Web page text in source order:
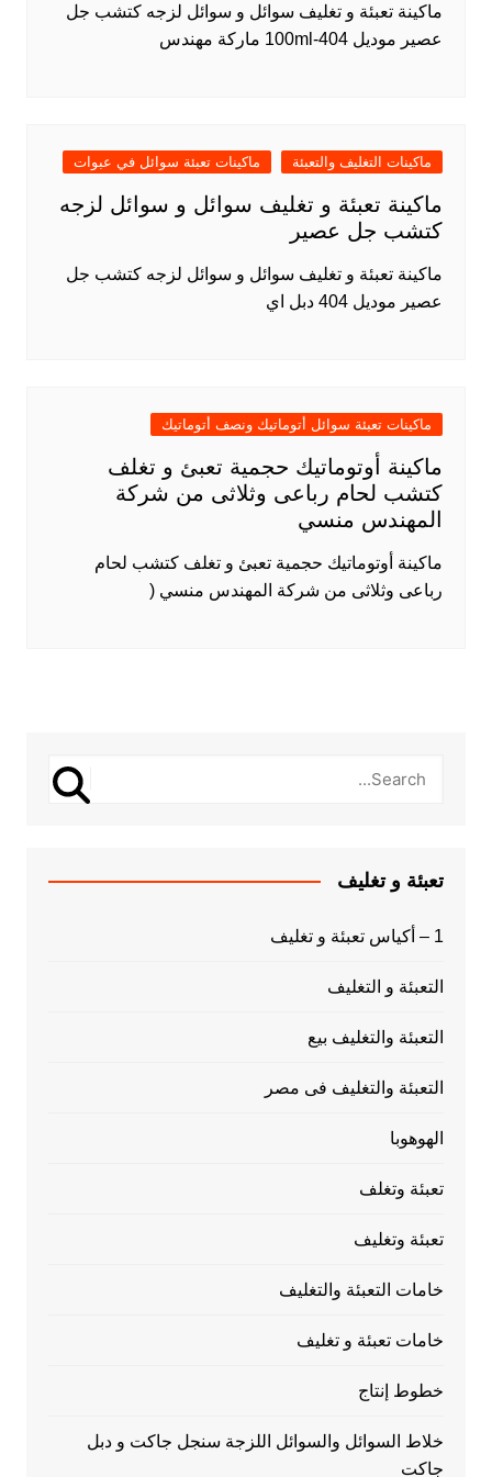
ماكينة تعبئة و تغليف سوائل و سوائل لزجه كتشب جل
عصير موديل 404-100ml ماركة مهندس
ماكينات التغليف والتعبئة ماكينات تعبئة سوائل في عبوات
ماكينة تعبئة و تغليف سوائل و سوائل لزجه
كتشب جل عصير
ماكينة تعبئة و تغليف سوائل و سوائل لزجه كتشب جل
عصير موديل 404 دبل اي
ماكينات تعبئة سوائل أتوماتيك ونصف أتوماتيك
ماكينة أوتوماتيك حجمية تعبئ و تغلف
كتشب لحام رباعى وثلاثى من شركة
المهندس منسي
ماكينة أوتوماتيك حجمية تعبئ و تغلف كتشب لحام
رباعى وثلاثى من شركة المهندس منسي (
تعبئة و تغليف
1 – أكياس تعبئة و تغليف
التعبئة و التغليف
التعبئة والتغليف بيع
التعبئة والتغليف فى مصر
الهوهوبا
تعبئة وتغلف
تعبئة وتغليف
خامات التعبئة والتغليف
خامات تعبئة و تغليف
خطوط إنتاج
خلاط السوائل والسوائل اللزجة سنجل جاكت و دبل
جاكت